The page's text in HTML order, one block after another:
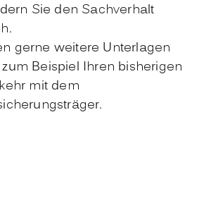
Sie den Sachverhalt
gerne weitere Unterlagen
Beispiel Ihren bisherigen
mit dem